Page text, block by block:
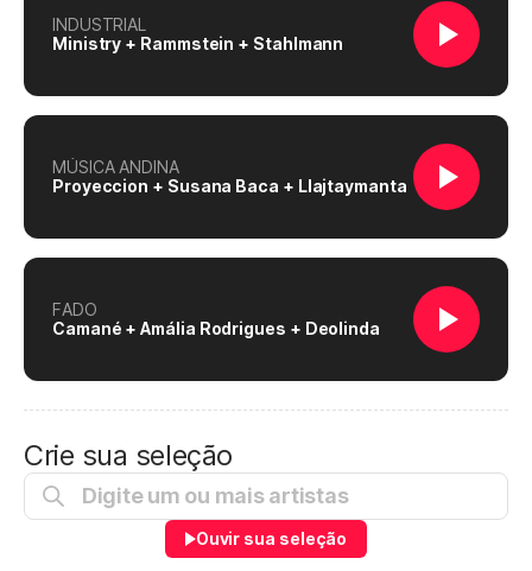
INDUSTRIAL
Ministry + Rammstein + Stahlmann
MÚSICA ANDINA
Proyeccion + Susana Baca + Llajtaymanta
FADO
Camané + Amália Rodrigues + Deolinda
Crie sua seleção
Ouvir sua seleção